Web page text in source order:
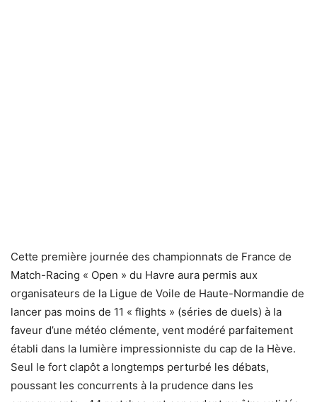
Cette première journée des championnats de France de
Match-Racing « Open » du Havre aura permis aux
organisateurs de la Ligue de Voile de Haute-Normandie de
lancer pas moins de 11 « flights » (séries de duels) à la
faveur d’une météo clémente, vent modéré parfaitement
établi dans la lumière impressionniste du cap de la Hève.
Seul le fort clapôt a longtemps perturbé les débats,
poussant les concurrents à la prudence dans les